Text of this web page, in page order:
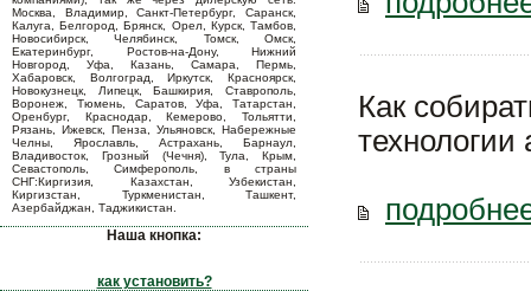
Москва, Владимир, Санкт-Петербург, Саранск,
Калуга, Белгород, Брянск, Орел, Курск, Тамбов,
Новосибирск, Челябинск, Томск, Омск,
Екатеринбург, Ростов-на-Дону, Нижний
Новгород, Уфа, Казань, Самара, Пермь,
Хабаровск, Волгоград, Иркутск, Красноярск,
Новокузнецк, Липецк, Башкирия, Ставрополь,
Воронеж, Тюмень, Саратов, Уфа, Татарстан,
Оренбург, Краснодар, Кемерово, Тольятти,
Рязань, Ижевск, Пенза, Ульяновск, Набережные
Челны, Ярославль, Астрахань, Барнаул,
Владивосток, Грозный (Чечня), Тула, Крым,
Севастополь, Симферополь, в страны
СНГ:Киргизия, Казахстан, Узбекистан,
Киргизстан, Туркменистан, Ташкент,
Азербайджан, Таджикистан.
Наша кнопка:
как установить?
Как
технологии